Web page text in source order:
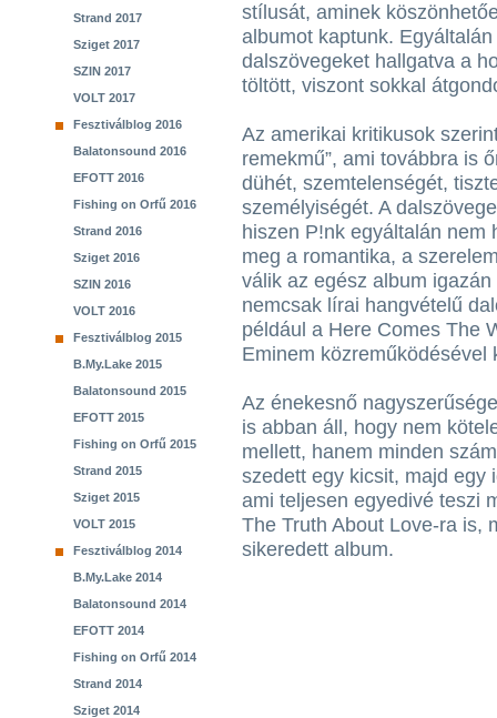
Strand 2017
Sziget 2017
SZIN 2017
VOLT 2017
Fesztiválblog 2016
Balatonsound 2016
EFOTT 2016
Fishing on Orfű 2016
Strand 2016
Sziget 2016
SZIN 2016
VOLT 2016
Fesztiválblog 2015
B.My.Lake 2015
Balatonsound 2015
EFOTT 2015
Fishing on Orfű 2015
Strand 2015
Sziget 2015
VOLT 2015
Fesztiválblog 2014
B.My.Lake 2014
Balatonsound 2014
EFOTT 2014
Fishing on Orfű 2014
Strand 2014
Sziget 2014
stílusát, aminek
albumot kaptunk.
dalszövegeket hallgatva a
töltött, viszont sokkal
Az amerikai kritikusok
remekmű”, ami továbbra is
dühét, szemtelenségét,
személyiségét. A
hiszen P!nk egyáltalán
meg a romantika, a
válik az egész album
nemcsak lírai hangvételű
például a Here Comes The
Eminem közreműködésével
Az énekesnő
is abban áll, hogy nem
mellett, hanem minden
szedett egy kicsit, majd egy
ami teljesen egyedivé teszi
The Truth About Love-ra is,
sikeredett album.